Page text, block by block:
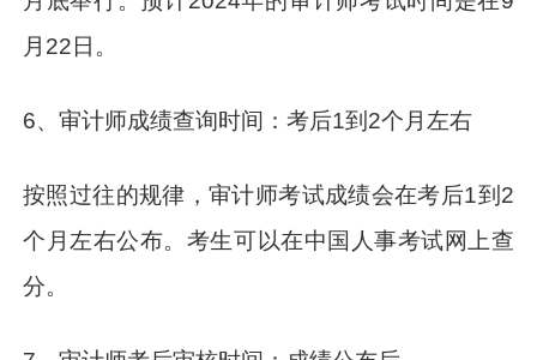
月22日。
6、审计师成绩查询时间：考后1到2个月左右
按照过往的规律，审计师考试成绩会在考后1到2
个月左右公布。考生可以在中国人事考试网上查
分。